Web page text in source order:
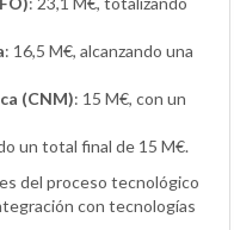
: 16,5 M€, alcanzando una
(CNM): 15 M€, con un
un total final de 15 M€.
del proceso tecnológico
con tecnologías